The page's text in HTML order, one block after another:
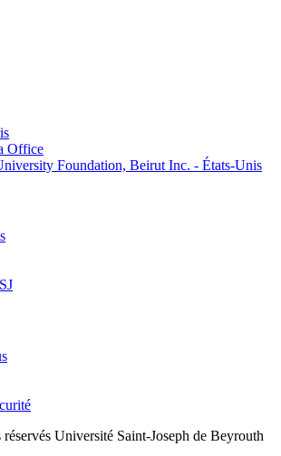
Office
Foundation, Beirut Inc. - États-Unis
Université Saint-Joseph de Beyrouth